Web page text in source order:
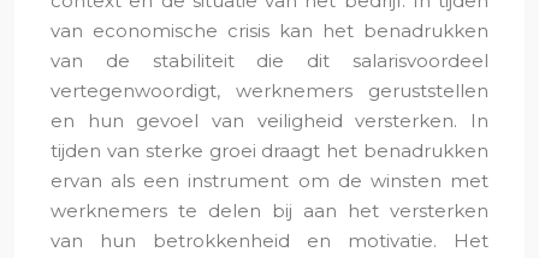
van economische crisis kan het benadrukken
van de stabiliteit die dit salarisvoordeel
vertegenwoordigt, werknemers geruststellen
en hun gevoel van veiligheid versterken. In
tijden van sterke groei draagt het benadrukken
ervan als een instrument om de winsten met
werknemers te delen bij aan het versterken
van hun betrokkenheid en motivatie. Het